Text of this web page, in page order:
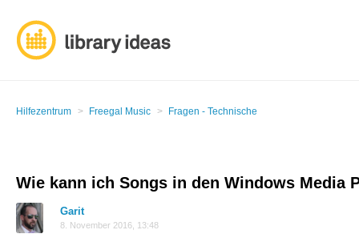
Hilfezentrum Freegal Music Fragen - Technische
Wie kann ich Songs in den Windows Media
Garit
8. November 2016, 13:48